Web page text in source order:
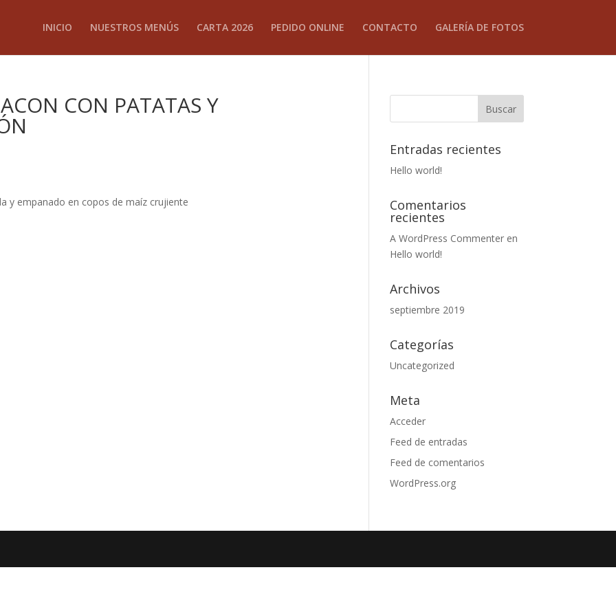
INICIO NUESTROS MENÚS CARTA 2026 PEDIDO ONLINE CONTACTO GALERÍA DE FOTOS
CON PATATAS Y
y empanado en copos de maíz crujiente
Entradas recientes
Hello world!
Comentarios
recientes
A WordPress Commenter en
Hello world!
Archivos
septiembre 2019
Categorías
Uncategorized
Meta
Acceder
Feed de entradas
Feed de comentarios
WordPress.org